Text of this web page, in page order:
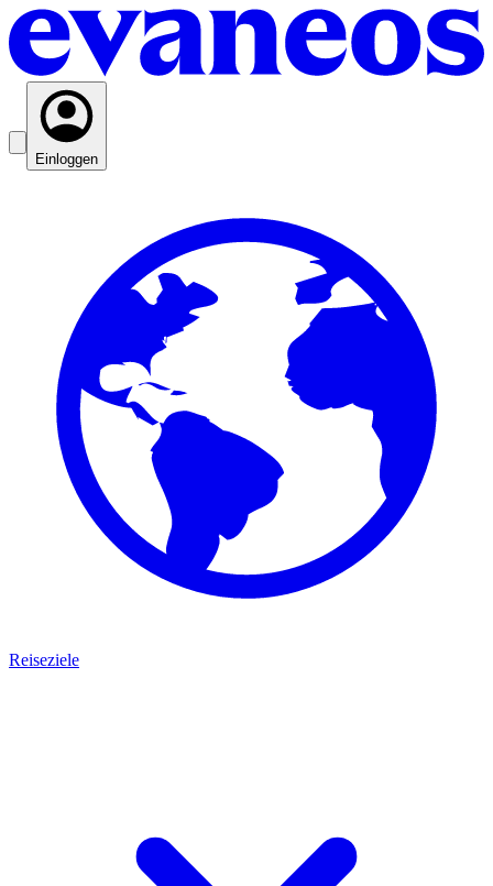
Einloggen
Reiseziele